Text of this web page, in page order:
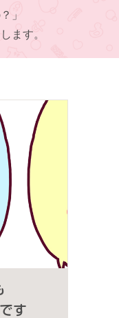
」
ます。
す